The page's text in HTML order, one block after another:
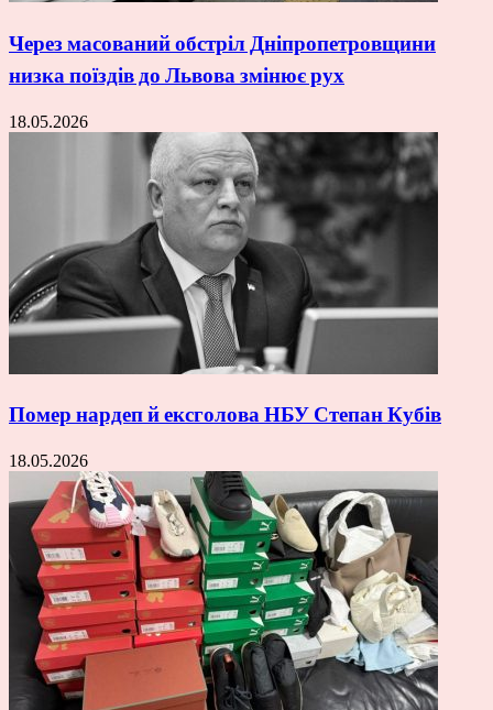
Через масований обстріл Дніпропетровщини
низка поїздів до Львова змінює рух
18.05.2026
Помер нардеп й ексголова НБУ Степан Кубів
18.05.2026